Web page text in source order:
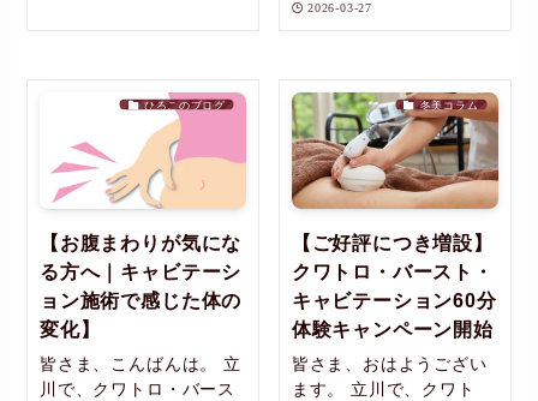
2026-03-27
ひろこのブログ
【お腹まわりが気にな
る方へ｜キャビテーシ
ョン施術で感じた体の
変化】
皆さま、こんばんは。 立
川で、クワトロ・バース
冬美コラム
【ご好評につき増設】
クワトロ・バースト・
キャビテーション60分
体験キャンペーン開始
皆さま、おはようござい
ます。 立川で、クワト